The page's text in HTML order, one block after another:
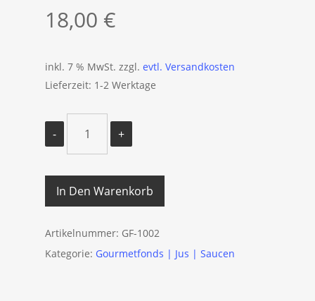
18,00 €
inkl. 7 % MwSt. zzgl. evtl. Versandkosten
Lieferzeit: 1-2 Werktage
In Den Warenkorb
Artikelnummer: GF-1002
Kategorie: Gourmetfonds | Jus | Saucen